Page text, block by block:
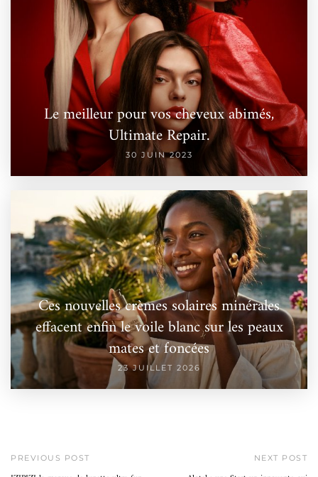
Le meilleur pour vos cheveux abimés,
Ultimate Repair.
30 JUIN 2023
Ces nouvelles crèmes solaires minérales
effacent enfin le voile blanc sur les peaux
mates et foncées
23 JUILLET 2026
PREVIOUS POST NEXT POST